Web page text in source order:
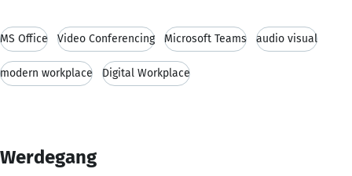
MS Office Video Conferencing Microsoft Teams audio visual
modern workplace Digital Workplace
Werdegang